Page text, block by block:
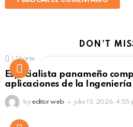
DON'T
Click to view this
Shares
Especialista panameño
aplicaciones de la Ingeniería
by editor web julio 13, 2026, 4:55